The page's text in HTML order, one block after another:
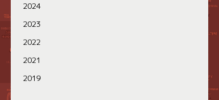
2024
2023
2022
2021
2019